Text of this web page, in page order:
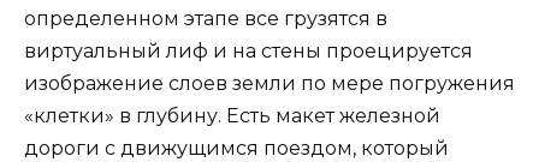
определенном этапе все грузятся в
виртуальный лиф и на стены проецируется
изображение слоев земли по мере погружения
«клетки» в глубину. Есть макет железной
дороги с движущимся поездом, который